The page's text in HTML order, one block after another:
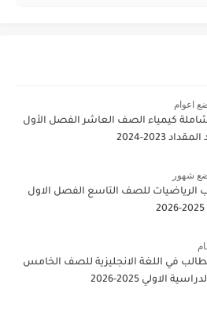
اعوام
كيمياء الصف العاشر الفصل الأول
2023-2024
شهور
الرياضيات للصف التاسع الفصل الاول
في اللغة الانجليزية للصف الخامس
الاولي 2025-2026